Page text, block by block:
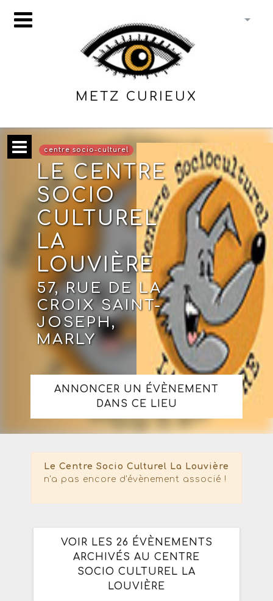
METZ CURIEUX
centre socio-culturel
LE CENTRE
SOCIO
CULTUREL
LA
LOUVIÈRE
57, RUE DE LA
CROIX SAINT-
JOSEPH,
MARLY
ANNONCER UN ÉVÈNEMENT
DANS CE LIEU
Le Centre Socio Culturel La Louvière
n'a pas encore d'évènement associé !
VOIR LES 26 ÉVÈNEMENTS
ARCHIVÉS AU CENTRE
SOCIO CULTUREL LA
LOUVIÈRE